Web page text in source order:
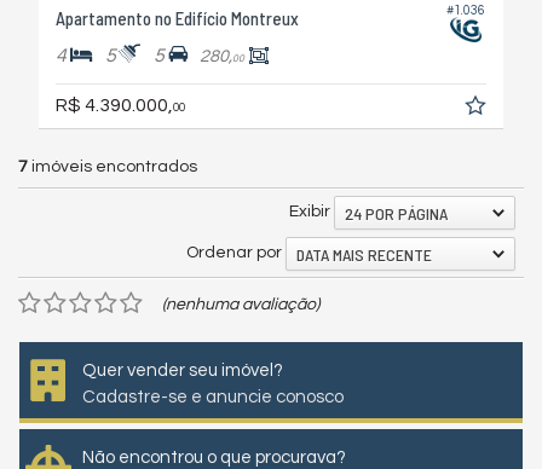
#1.036
Apartamento no Edifício Montreux
4 5 5 280,00
R$ 4.390.000,00
7 imóveis encontrados
Exibir 24 POR PÁGINA
Ordenar por DATA MAIS RECENTE
(nenhuma avaliação)
Quer vender seu imóvel?
Cadastre-se e anuncie conosco
Não encontrou o que procurava?